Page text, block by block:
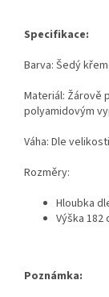
Specifikace:
Barva: Šedý
Materiál: Žárově
polyamidovým
Váha: Dle
Rozměry:
Hloubka
Výška 182
Poznámka: